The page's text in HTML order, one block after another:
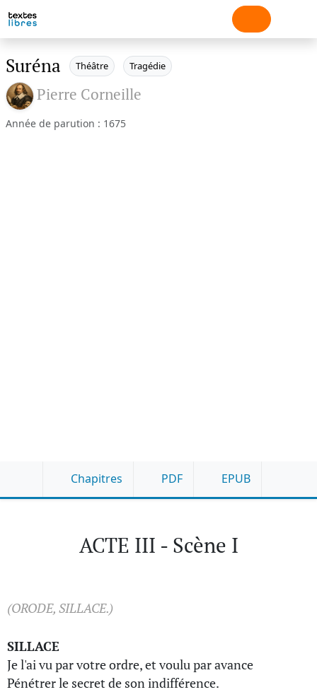
Suréna Théâtre Tragédie
Pierre Corneille
Année de parution : 1675
Chapitres PDF EPUB
ACTE III - Scène I
(ORODE, SILLACE.)
SILLACE
Je l'ai vu par votre ordre, et voulu par avance
Pénétrer le secret de son indifférence.